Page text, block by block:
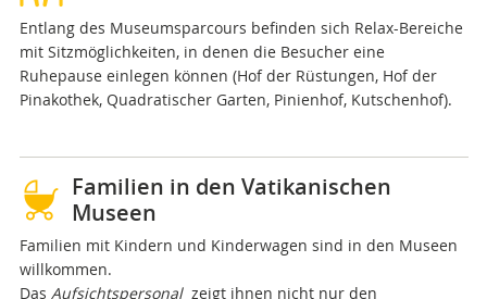
Entlang des Museumsparcours befinden sich Relax-Bereiche
mit Sitzmöglichkeiten, in denen die Besucher eine
Ruhepause einlegen können (Hof der Rüstungen, Hof der
Pinakothek, Quadratischer Garten, Pinienhof, Kutschenhof).
Familien in den Vatikanischen
Museen
Familien mit Kindern und Kinderwagen sind in den Museen
willkommen.
Das Aufsichtspersonal zeigt ihnen nicht nur den